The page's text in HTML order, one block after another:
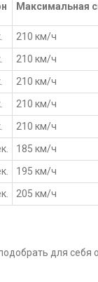
Максимальная
210 км/ч
210 км/ч
210 км/ч
210 км/ч
210 км/ч
185 км/ч
195 км/ч
205 км/ч
для себя